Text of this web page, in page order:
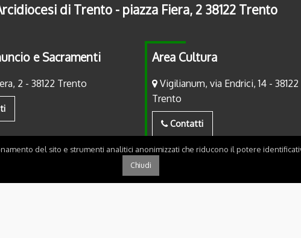
di Trento - piazza Fiera, 2 38122 Trento
e Sacramenti
2 - 38122 Trento
Area Cultura
Vigilianum, via Endrici, 14 - 38122
Trento
Contatti
del sito e strumenti analitici anonimizzati che riducono il potere
Chiudi